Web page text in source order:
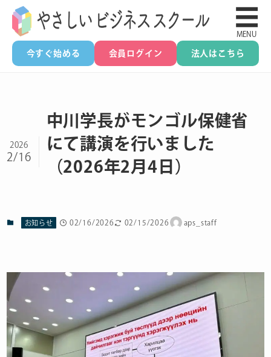
今すぐ始める 会員ログイン 法人はこちら
☰
MENU
中川学長がモンゴル保健省
にて講演を行いました
（2026年2月4日）
2026
2/16
お知らせ 02/16/2026 02/15/2026 aps_staff